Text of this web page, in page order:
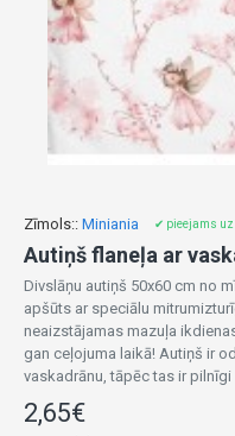
Zīmols:: Miniania ✔ pieejams uz
Divslāņu autiņš 50x60 cm no
apšūts ar speciālu
neaizstājamas mazuļa
gan ceļojuma laikā! Autiņš ir
vaskadrānu, tāpēc tas ir pilnīgi
2,65€